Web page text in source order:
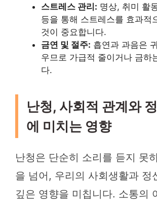
스트레스 관리: 명상, 취미 활
등을 통해 스트레스를 효과적
것이 중요합니다.
금연 및 절주: 흡연과 과음은
우므로 가급적 줄이거나 금하
다.
난청, 사회적 관계와
에 미치는 영향
난청은 단순히 소리를 듣지 못
을 넘어, 우리의 사회생활과 정
깊은 영향을 미칩니다. 소통의